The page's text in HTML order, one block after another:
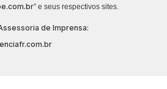
” e seus respectivos sites.
de Imprensa: